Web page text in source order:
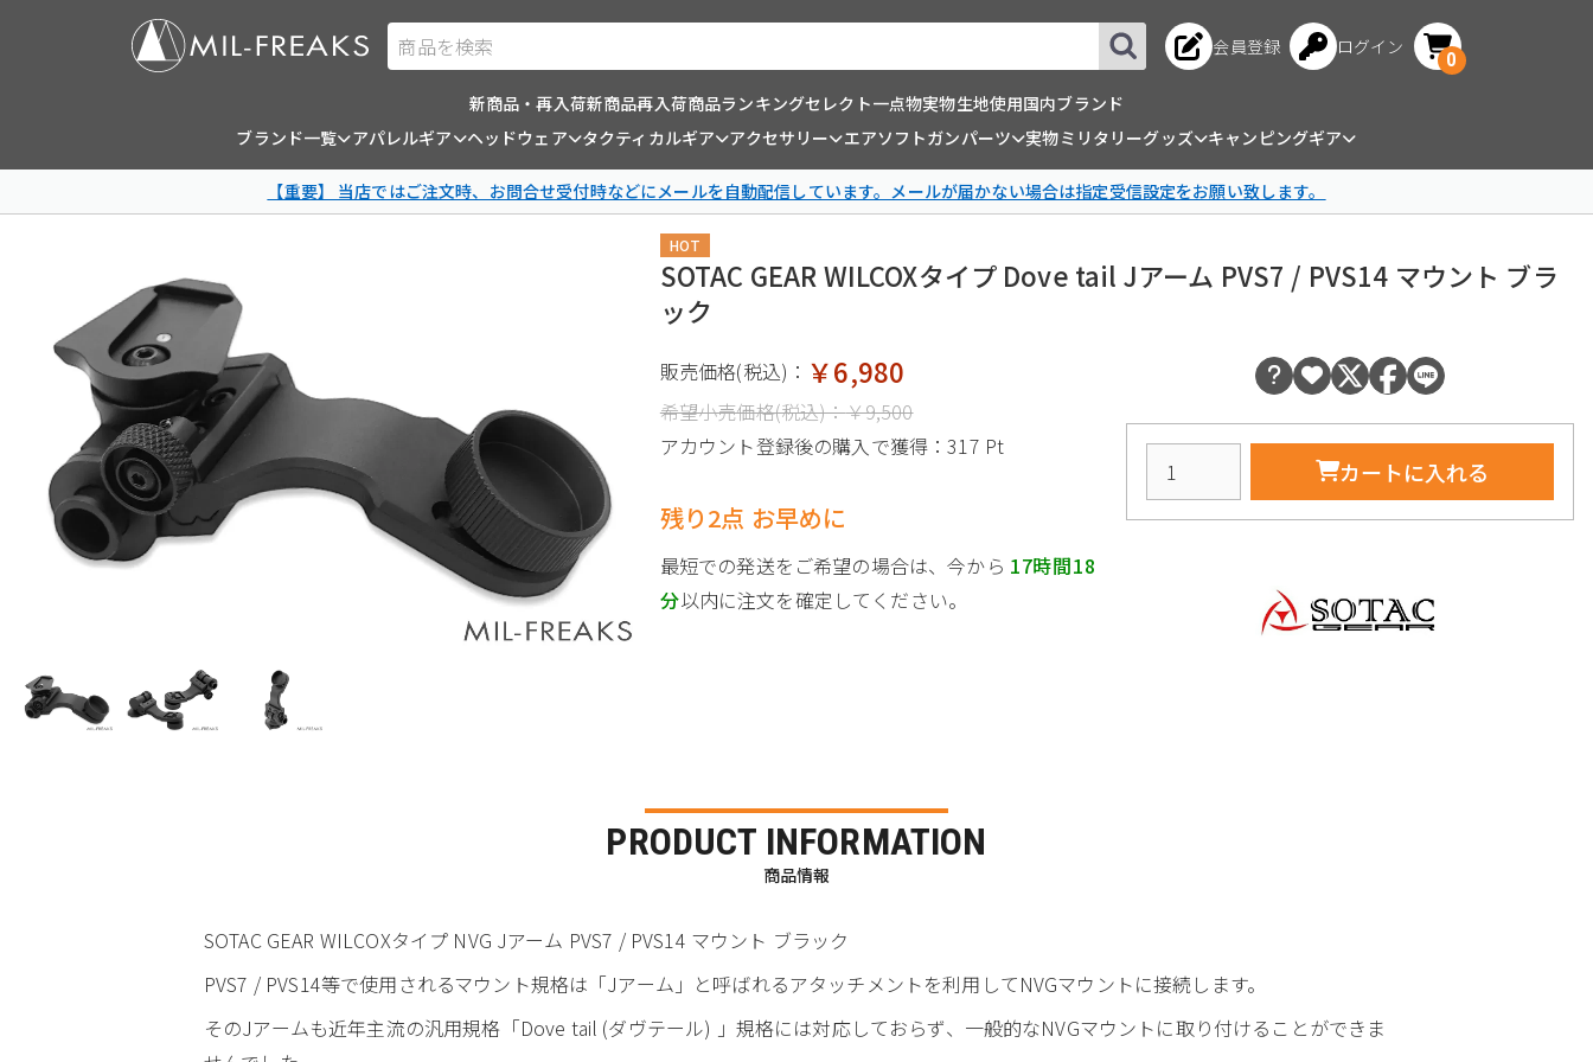
商品を検索 会員登録 ログイン
0
新商品・再入荷新商品再入荷商品ランキングセレクト一点物実物生地使用国内ブランド
ブランド一覧
アパレルギア ヘッドウェア タクティカルギア アクセサリー エアソフトガンパーツ 実物ミリタリーグッズ キャンピングギア
【重要】 当店ではご注文時、お問合せ受付時などにメールを自動配信しています。メールが届かない場合は指定受信設定をお願い致します。
HOT
SOTAC GEAR WILCOXタイプ Dove tail Jアーム PVS7 / PVS14 マウント ブラ
ック
販売価格(税込)： ￥6,980
希望小売価格(税込)：￥9,500
アカウント登録後の購入で獲得：317 Pt
残り2点 お早めに
最短での発送をご希望の場合は、今から 17時間18
分以内に注文を確定してください。
カートに入れる
PRODUCT INFORMATION
商品情報
SOTAC GEAR WILCOXタイプ NVG Jアーム PVS7 / PVS14 マウント ブラック
PVS7 / PVS14等で使用されるマウント規格は「Jアーム」と呼ばれるアタッチメントを利用してNVGマウントに接続します。
そのJアームも近年主流の汎用規格「Dove tail (ダヴテール) 」規格には対応しておらず、一般的なNVGマウントに取り付けることができま